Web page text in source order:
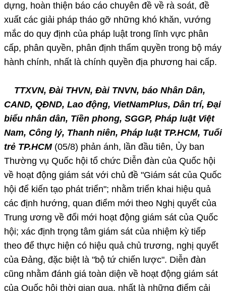
dựng, hoàn thiện báo cáo chuyên đề về rà soát, đề
xuất các giải pháp tháo gỡ những khó khăn, vướng
mắc do quy định của pháp luật trong lĩnh vực phân
cấp, phân quyền, phân định thẩm quyền trong bộ máy
hành chính, nhất là chính quyền địa phương hai cấp.
TTXVN, Đài THVN, Đài TNVN, báo Nhân Dân,
CAND, QĐND, Lao động, VietNamPlus, Dân trí, Đại
biểu nhân dân, Tiền phong, SGGP, Pháp luật Việt
Nam, Công lý, Thanh niên, Pháp luật TP.HCM, Tuổi
trẻ TP.HCM(05/8) phản ánh, lần đầu tiên, Ủy ban
Thường vụ Quốc hội tổ chức Diễn đàn của Quốc hội
về hoạt động giám sát với chủ đề "Giám sát của Quốc
hội để kiến tạo phát triển"; nhằm triển khai hiệu quả
các định hướng, quan điểm mới theo Nghị quyết của
Trung ương về đổi mới hoạt động giám sát của Quốc
hội; xác định trọng tâm giám sát của nhiệm kỳ tiếp
theo để thực hiện có hiệu quả chủ trương, nghị quyết
của Đảng, đặc biệt là "bộ tứ chiến lược". Diễn đàn
cũng nhằm đánh giá toàn diện về hoạt động giám sát
của Quốc hội thời gian qua, nhất là những điểm cải